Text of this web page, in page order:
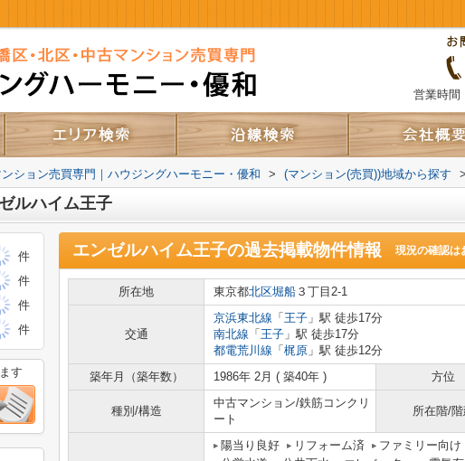
営業時間
ション売買専門｜ハウジングハーモニー・優和 > (マンション(売買))地域から探す
ルハイム王子
エンゼルハイム王子の過去掲載物件情報 現況の確認は
所在地 東京都北区堀船 ３丁目2-1
交通
京浜東北線 「 王子 」駅 徒歩17分
南北線 「 王子 」駅 徒歩17分
都電荒川線 「 梶原 」駅 徒歩12分
築年月（築年数）
1986年 2月 ( 築40年 ) 方位
種別/構造
中古マンション/鉄筋コンクリ
ート
所在階/
陽当り良好 リフォーム済
ファミリー向け
件
件
件
件
す